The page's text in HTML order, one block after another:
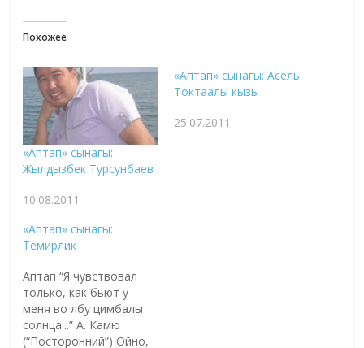
Похожее
«Аптап» сынагы:
Жылдызбек Турсунбаев
10.08.2011
«Аптап» сынагы: Асель
Токтаалы кызы
25.07.2011
«Аптап» сынагы:
Темирлик
Аптап “Я чувствовал
только, как бьют у
меня во лбу цимбалы
солнца...” А. Камю
(“Посторонний”) Ойно,